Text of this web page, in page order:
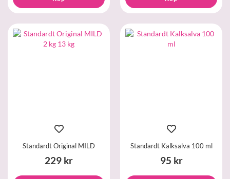
Standardt Original MILD
229 kr
Standardt Kalksalva 100 ml
95 kr